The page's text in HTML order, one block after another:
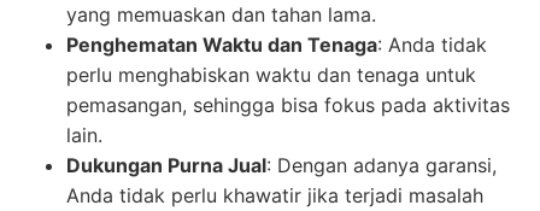
yang memuaskan dan tahan lama.
Penghematan Waktu dan Tenaga: Anda tidak
perlu menghabiskan waktu dan tenaga untuk
pemasangan, sehingga bisa fokus pada aktivitas
lain.
Dukungan Purna Jual: Dengan adanya garansi,
Anda tidak perlu khawatir jika terjadi masalah